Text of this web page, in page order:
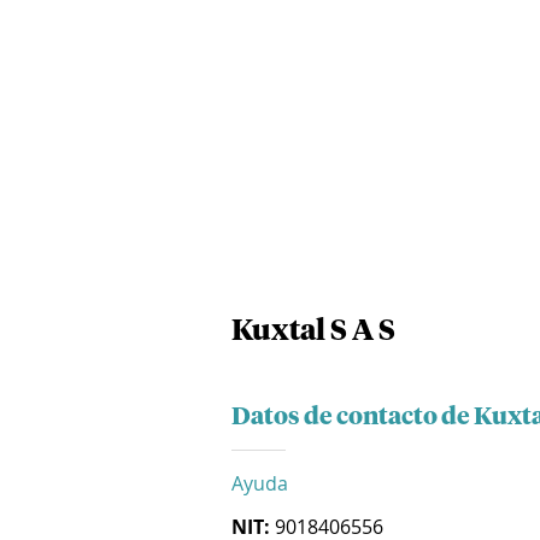
Kuxtal S A S
Datos de contacto de
Ayuda
NIT: 9018406556